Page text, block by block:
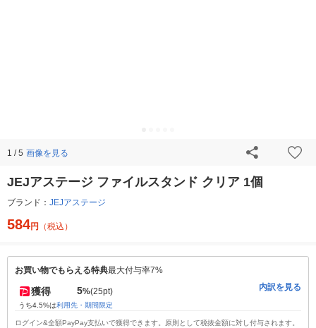
1 / 5 画像を見る
JEJアステージ ファイルスタンド クリア 1個
ブランド： JEJアステージ
584円 （税込）
お買い物でもらえる特典最大付与率7%
獲得 5%(25pt)
うち4.5%は利用先・期間限定
内訳を見る
ログイン&全額PayPay支払いで獲得できます。原則として税抜金額に対し付与されます。